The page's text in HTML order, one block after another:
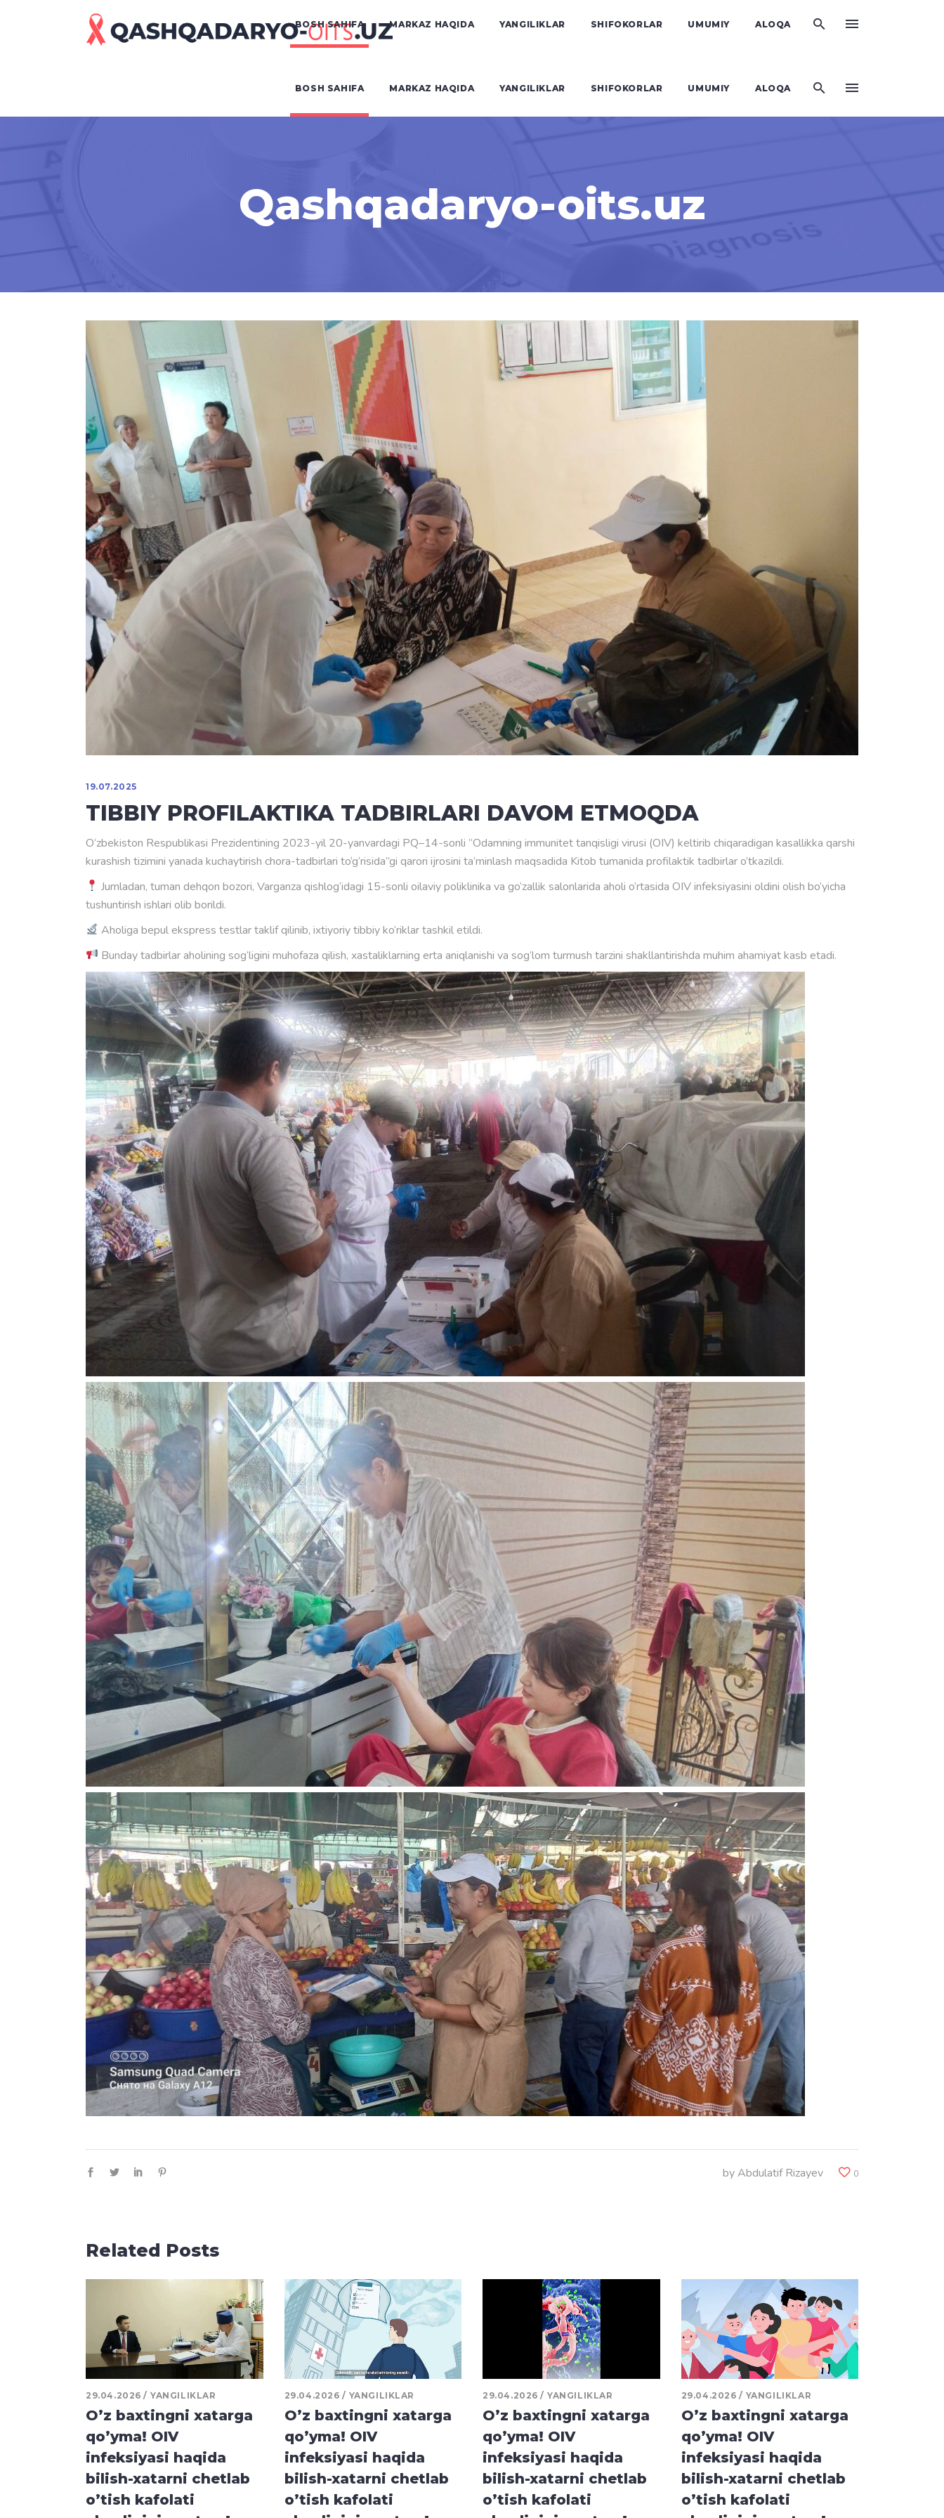
BOSH SAHIFA MARKAZ HAQIDA YANGILIKLAR SHIFOKORLAR UMUMIY ALOQA
BOSH SAHIFA MARKAZ HAQIDA YANGILIKLAR SHIFOKORLAR UMUMIY ALOQA
Qashqadaryo-oits.uz
19.07.2025
TIBBIY PROFILAKTIKA TADBIRLARI DAVOM ETMOQDA
O‘zbekiston Respublikasi Prezidentining 2023-yil 20-yanvardagi PQ–14-sonli “Odamning immunitet tanqisligi virusi (OIV) keltirib chiqaradigan kasallikka qarshi
kurashish tizimini yanada kuchaytirish chora-tadbirlari to‘g‘risida”gi qarori ijrosini ta’minlash maqsadida Kitob tumanida profilaktik tadbirlar o‘tkazildi.
Jumladan, tuman dehqon bozori, Varganza qishlog‘idagi 15-sonli oilaviy poliklinika va go‘zallik salonlarida aholi o‘rtasida OIV infeksiyasini oldini olish bo‘yicha
tushuntirish ishlari olib borildi.
Aholiga bepul ekspress testlar taklif qilinib, ixtiyoriy tibbiy ko‘riklar tashkil etildi.
Bunday tadbirlar aholining sog‘ligini muhofaza qilish, xastaliklarning erta aniqlanishi va sog‘lom turmush tarzini shakllantirishda muhim ahamiyat kasb etadi.
byAbdulatif Rizayev 0
Related Posts
29.04.2026 YANGILIKLAR
O’z baxtingni xatarga
qo’yma! OIV
infeksiyasi haqida
bilish-xatarni chetlab
o’tish kafolati
29.04.2026 YANGILIKLAR
O’z baxtingni xatarga
qo’yma! OIV
infeksiyasi haqida
bilish-xatarni chetlab
o’tish kafolati
29.04.2026 YANGILIKLAR
O’z baxtingni xatarga
qo’yma! OIV
infeksiyasi haqida
bilish-xatarni chetlab
o’tish kafolati
29.04.2026 YANGILIKLAR
O’z baxtingni xatarga
qo’yma! OIV
infeksiyasi haqida
bilish-xatarni chetlab
o’tish kafolati